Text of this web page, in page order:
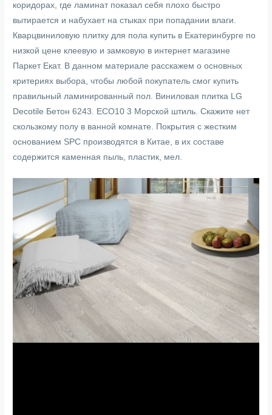
коридорах, где ламинат показал себя плохо быстро
вытирается и набухает на стыках при попадании влаги.
Кварцвиниловую плитку для пола купить в Екатеринбурге по
низкой цене клеевую и замковую в интернет магазине
Паркет Екат. В данном материале расскажем о основных
критериях выбора, чтобы любой покупатель смог купить
правильный ламинированный пол. Виниловая плитка LG
Decotile Бетон 6243. ECO10 3 Морской штиль. Скажите нет
скользкому полу в ванной комнате. Покрытия с жестким
основанием SPC производятся в Китае, в их составе
содержится каменная пыль, пластик, мел.